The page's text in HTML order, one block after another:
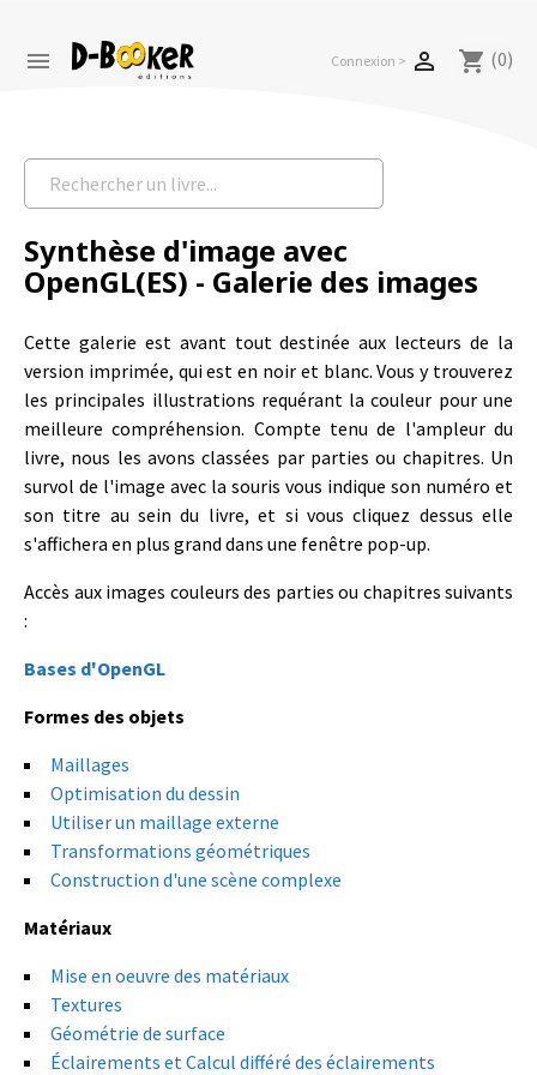
 Connexion >  shopping_cart (0)
Synthèse d'image avec
OpenGL(ES) - Galerie des images
Cette galerie est avant tout destinée aux lecteurs de la
version imprimée, qui est en noir et blanc. Vous y trouverez
les principales illustrations requérant la couleur pour une
meilleure compréhension. Compte tenu de l'ampleur du
livre, nous les avons classées par parties ou chapitres. Un
survol de l'image avec la souris vous indique son numéro et
son titre au sein du livre, et si vous cliquez dessus elle
s'affichera en plus grand dans une fenêtre pop-up.
Accès aux images couleurs des parties ou chapitres suivants
:
Bases d'OpenGL
Formes des objets
Maillages
Optimisation du dessin
Utiliser un maillage externe
Transformations géométriques
Construction d'une scène complexe
Matériaux
Mise en oeuvre des matériaux
Textures
Géométrie de surface
Éclairements et Calcul différé des éclairements